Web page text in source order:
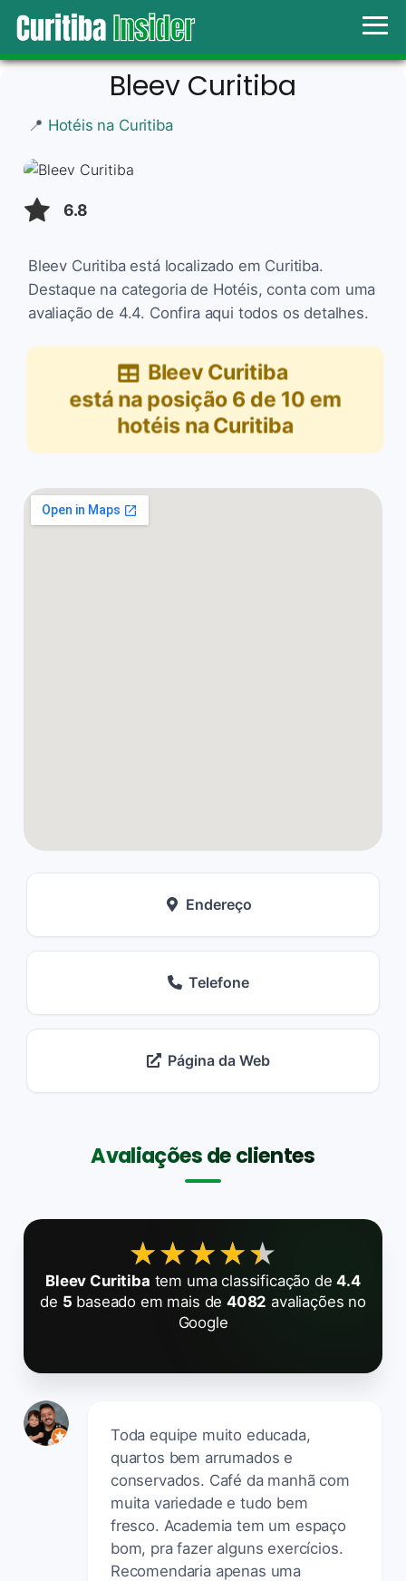
Bleev Curitiba
📍 Hotéis na Curitiba
6.8
Bleev Curitiba está localizado em Curitiba.
Destaque na categoria de Hotéis, conta com uma
avaliação de 4.4. Confira aqui todos os detalhes.
Bleev Curitiba
está na posição 6 de 10 em
hotéis na Curitiba
Endereço
Telefone
Página da Web
Avaliações de clientes
★★★★★
★★★★★
Bleev Curitiba tem uma classificação de4.4
de 5 baseado em mais de 4082 avaliações no
Google
Toda equipe muito educada,
quartos bem arrumados e
conservados. Café da manhã com
muita variedade e tudo bem
fresco. Academia tem um espaço
bom, pra fazer alguns exercícios.
Recomendaria apenas uma